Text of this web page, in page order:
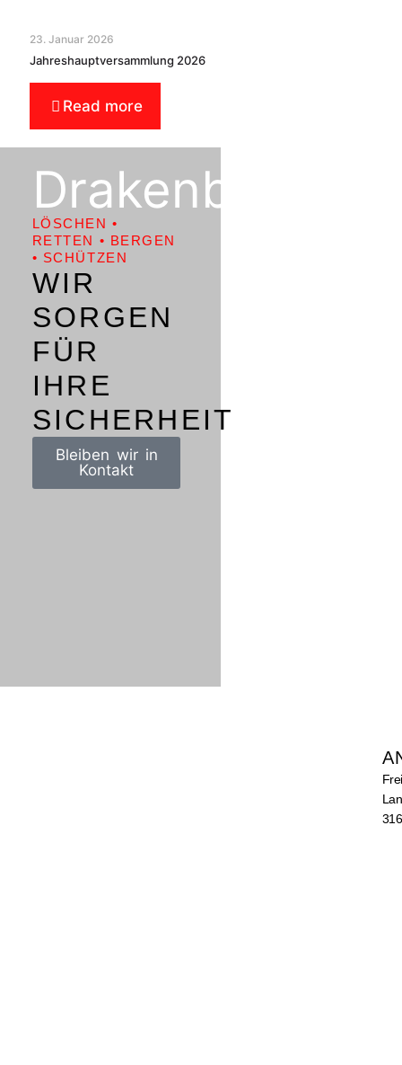
23. Januar 2026
Jahreshauptversammlung 2026
Read more
Drakenburg
LÖSCHEN •
RETTEN • BERGEN
• SCHÜTZEN
WIR
SORGEN
FÜR
IHRE
SICHERHEIT
Bleiben wir in
Kontakt